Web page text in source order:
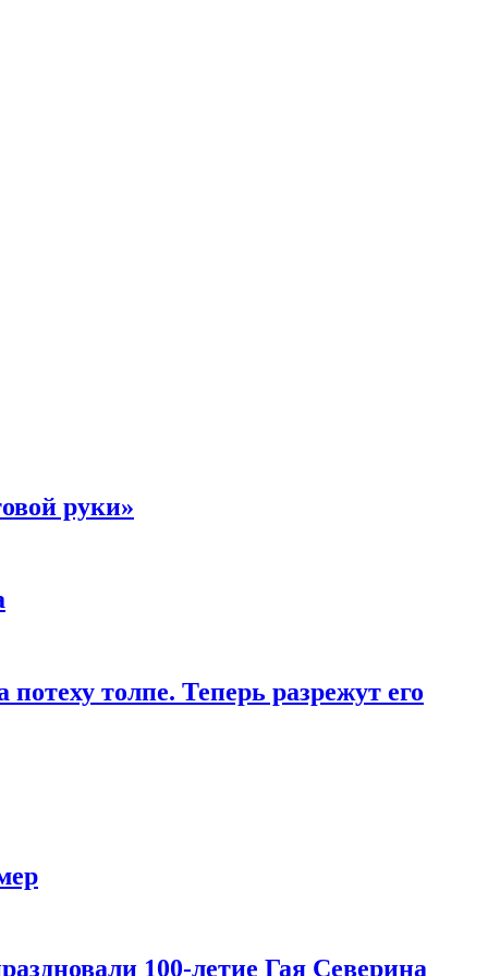
руки»
толпе. Теперь разрежут его
100-летие Гая Северина